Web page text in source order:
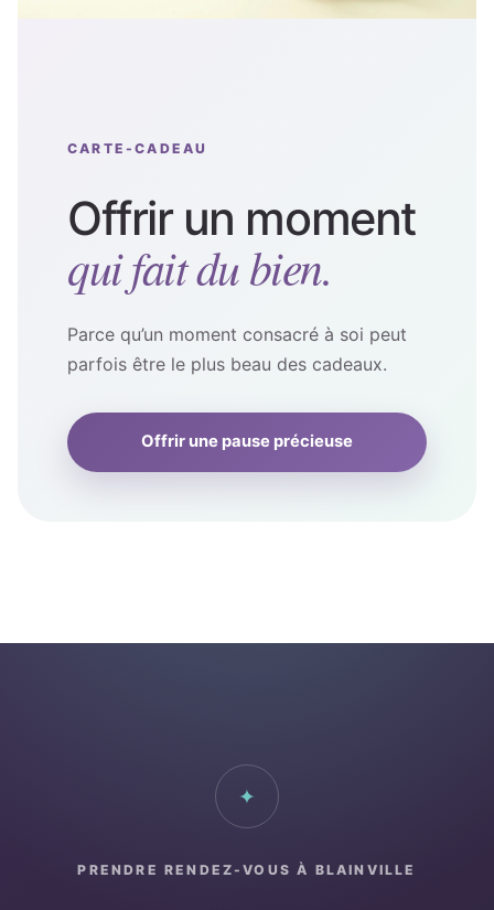
CARTE-CADEAU
Offrir un moment
qui fait du bien.
Parce qu’un moment consacré à soi peut
parfois être le plus beau des cadeaux.
Offrir une pause précieuse
✦
PRENDRE RENDEZ-VOUS À BLAINVILLE